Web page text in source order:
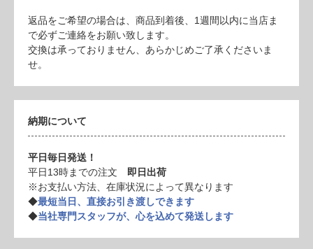
返品をご希望の場合は、商品到着後、1週間以内に当店ま
で必ずご連絡をお願い致します。
交換は承っておりません、あらかじめご了承くださいま
せ。
納期について
平日毎日発送！
平日13時までの注文 即日出荷
※お支払い方法、在庫状況によって異なります
◆最短当日、直接お引き渡しできます
◆当社専門スタッフが、心を込めて発送します